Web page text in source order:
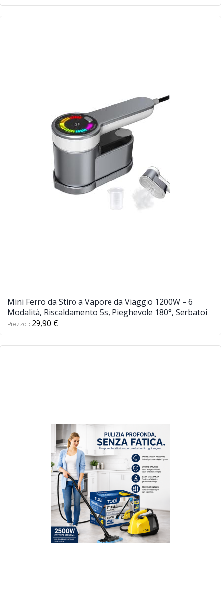
Mini Ferro da Stiro a Vapore da Viaggio 1200W – 6
Modalità, Riscaldamento 5s, Pieghevole 180°, Serbatoio
120ml, Piastra Ceramica Antiaderente
Prezzo: 29,90 €